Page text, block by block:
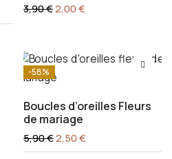
3,90€Le
prix
2,00€Le
-58%
Boucles d’oreilles Fleurs
de mariage
5,90€Le
prix
2,50€Le